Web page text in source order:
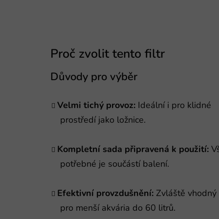
Proč zvolit tento filtr
Důvody pro výběr
Velmi tichý provoz: Ideální i pro klidné
prostředí jako ložnice.
Kompletní sada připravená k použití:
potřebné je součástí balení.
Efektivní provzdušnění: Zvláště vhodný
pro menší akvária do 60 litrů.